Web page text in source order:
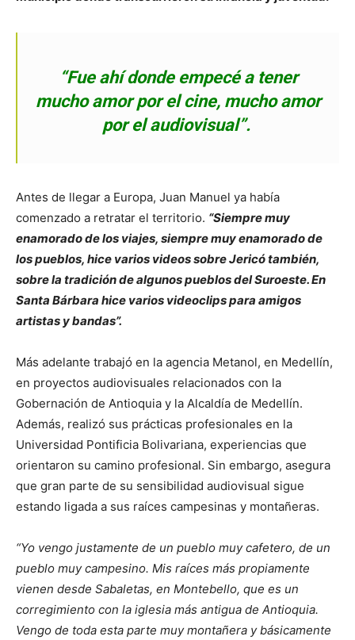
“Fue ahí donde empecé a tener
mucho amor por el cine, mucho amor
por el audiovisual”.
Antes de llegar a Europa, Juan Manuel ya había
comenzado a retratar el territorio. “Siempre muy
enamorado de los viajes, siempre muy enamorado de
los pueblos, hice varios videos sobre Jericó también,
sobre la tradición de algunos pueblos del Suroeste. En
Santa Bárbara hice varios videoclips para amigos
artistas y bandas”.
Más adelante trabajó en la agencia Metanol, en Medellín,
en proyectos audiovisuales relacionados con la
Gobernación de Antioquia y la Alcaldía de Medellín.
Además, realizó sus prácticas profesionales en la
Universidad Pontificia Bolivariana, experiencias que
orientaron su camino profesional. Sin embargo, asegura
que gran parte de su sensibilidad audiovisual sigue
estando ligada a sus raíces campesinas y montañeras.
“Yo vengo justamente de un pueblo muy cafetero, de un
pueblo muy campesino. Mis raíces más propiamente
vienen desde Sabaletas, en Montebello, que es un
corregimiento con la iglesia más antigua de Antioquia.
Vengo de toda esta parte muy montañera y básicamente